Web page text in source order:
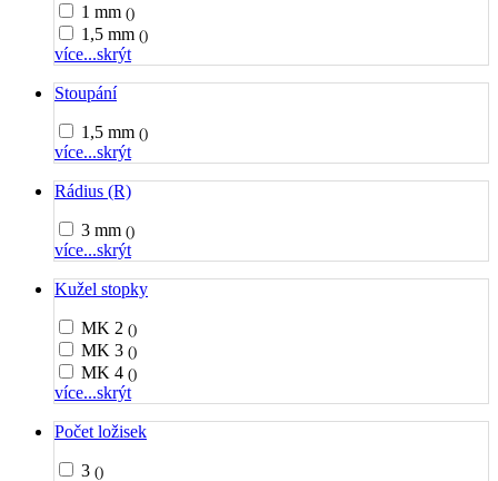
1 mm ()
1,5 mm ()
více...skrýt
Stoupání
1,5 mm ()
více...skrýt
Rádius (R)
3 mm ()
více...skrýt
Kužel stopky
MK 2 ()
MK 3 ()
MK 4 ()
více...skrýt
Počet ložisek
3 ()